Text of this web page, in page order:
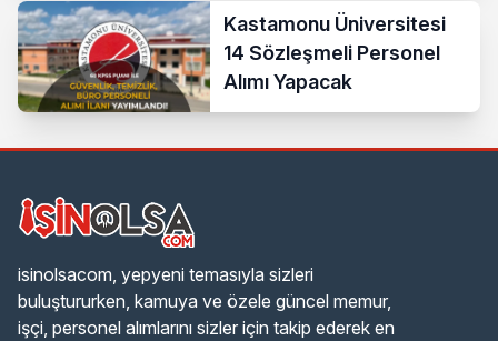
Kastamonu Üniversitesi
14 Sözleşmeli Personel
Alımı Yapacak
isinolsacom, yepyeni temasıyla sizleri
buluştururken, kamuya ve özele güncel memur,
işçi, personel alımlarını sizler için takip ederek en